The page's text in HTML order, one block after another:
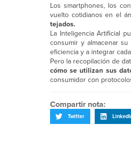
Los smartphones, los
vuelto cotidianos en el
tejados.
La Inteligencia Artificial
consumir y almacenar
eficiencia y a integrar
Pero la recopilación de
cómo se utilizan sus
consumidor con
Compartir nota:
Twitter